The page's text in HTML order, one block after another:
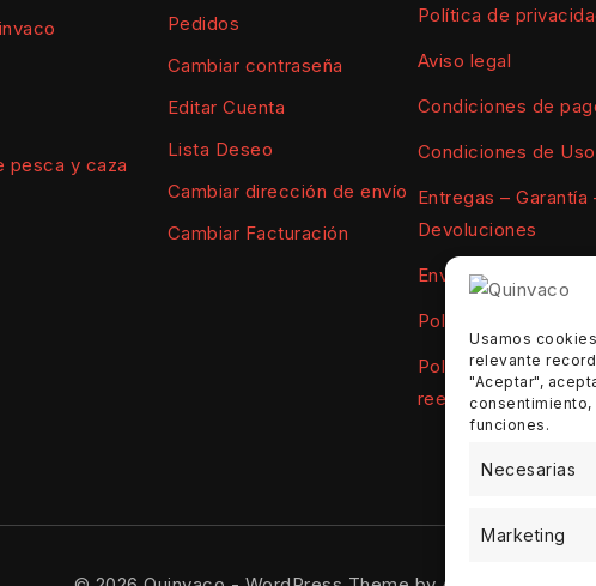
Usamos
relevante
"Aceptar",
funciones.
Necesarias
Marketing
pesca y caza
Pedidos
Cambiar contraseña
Editar Cuenta
Lista Deseo
Cambiar dirección de envío
Cambiar Facturación
Política de
Aviso legal
Condiciones de
Condiciones de Uso
Entregas – Garantía
Devoluciones
Envíos
Política de Cookies
Política de
reembolsos